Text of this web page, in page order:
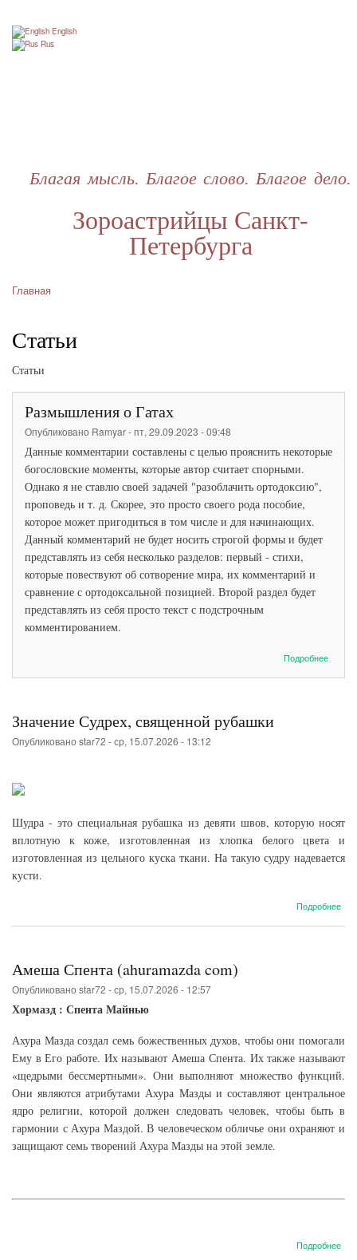
Зороастрийцы Санкт-
Петербурга
Благая мысль. Благое слово. Благое дело.
English
Rus
Главная
Статьи
Статьи
Размышления о Гатах
Опубликовано Ramyar-пт, 29.09.2023 - 09:48
Данные комментарии составлены с целью прояснить некоторые
богословские моменты, которые автор считает спорными.
Однако я не ставлю своей задачей "разоблачить ортодоксию",
проповедь и т. д. Скорее, это просто своего рода пособие,
которое может пригодиться в том числе и для начинающих.
Данный комментарий не будет носить строгой формы и будет
представлять из себя несколько разделов: первый - стихи,
которые повествуют об сотворение мира, их комментарий и
сравнение с ортодоксальной позицией. Второй раздел будет
представлять из себя просто текст с подстрочным
комментированием.
Подробнеео
Значение Судрех, священной рубашки
Опубликовано star72 -ср, 15.07.2026 - 13:12
Шудра - это специальная рубашка из девяти швов, которую носят
вплотную к коже, изготовленная из хлопка белого цвета и
изготовленная из цельного куска ткани. На такую судру надевается
кусти.
Подробнеео
Амеша Спента (ahuramazda com)
Опубликовано star72 -ср, 15.07.2026 - 12:57
Хормазд : Спента Майнью
Ахура Мазда создал семь божественных духов, чтобы они помогали
Ему в Его работе. Их называют Амеша Спента. Их также называют
«щедрыми бессмертными». Они выполняют множество функций.
Они являются атрибутами Ахура Мазды и составляют центральное
ядро религии, которой должен следовать человек, чтобы быть в
гармонии с Ахура Маздой. В человеческом обличье они охраняют и
защищают семь творений Ахура Мазды на этой земле.
Подробнеео